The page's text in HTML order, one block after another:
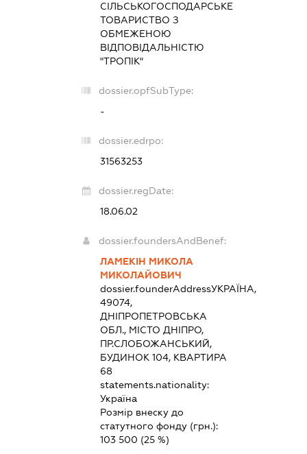
СІЛЬСЬКОГОСПОДАРСЬКЕ
ТОВАРИСТВО З
ОБМЕЖЕНОЮ
ВІДПОВІДАЛЬНІСТЮ
"ТРОПІК"
dossier.opfSubType:
-
dossier.edrpo:
31563253
dossier.regDate:
18.06.02
dossier.foundersAndBenef:
ЛАМЕКІН МИКОЛА
МИКОЛАЙОВИЧ
dossier.founderAddressУКРАЇНА,
49074,
ДНІПРОПЕТРОВСЬКА
ОБЛ., МІСТО ДНІПРО,
ПР.СЛОБОЖАНСЬКИЙ,
БУДИНОК 104, КВАРТИРА
68
statements.nationality:
Україна
Розмір внеску до
статутного фонду (грн.):
103 500 (25 %)